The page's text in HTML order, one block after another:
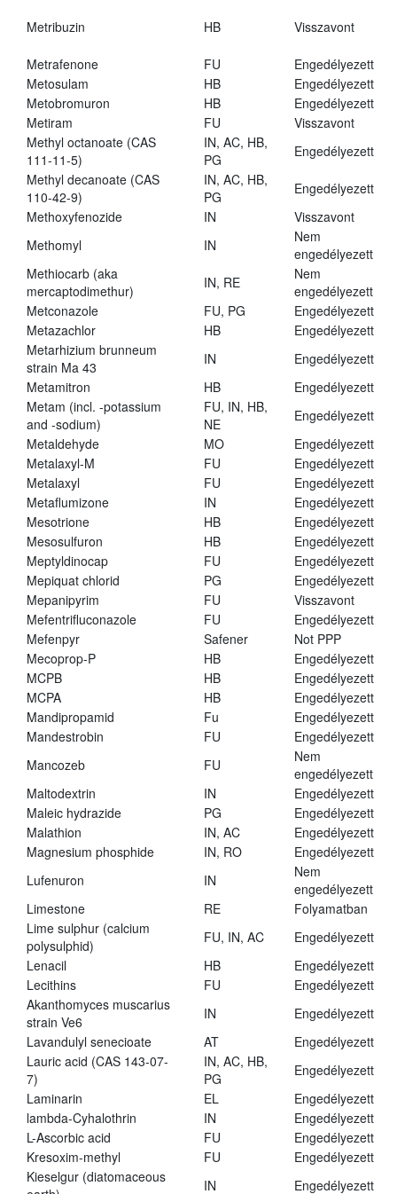
Metribuzin HB Visszavont
Metrafenone FU
Engedélyezett
Metosulam
HB
Engedélyezett
Metobromuron
HB
Engedélyezett
Metiram
FU
Visszavont
Methyl octanoate (CAS
111-11-5)
IN, AC, HB,
PG
Engedélyezett
Methyl decanoate (CAS
110-42-9)
IN, AC, HB,
PG
Engedélyezett
Methoxyfenozide
IN
Visszavont
Methomyl
IN
Nem
engedélyezett
Methiocarb (aka
mercaptodimethur)
IN, RE
Nem
engedélyezett
Metconazole
FU, PG
Engedélyezett
Metazachlor
HB
Engedélyezett
Metarhizium brunneum
strain Ma 43
IN
Engedélyezett
Metamitron
HB
Engedélyezett
Metam (incl. -potassium
and -sodium)
FU, IN, HB,
NE
Engedélyezett
Metaldehyde
MO
Engedélyezett
Metalaxyl-M
FU
Engedélyezett
Metalaxyl
FU
Engedélyezett
Metaflumizone
IN
Engedélyezett
Mesotrione
HB
Engedélyezett
Mesosulfuron
HB
Engedélyezett
Meptyldinocap
FU
Engedélyezett
Mepiquat chlorid
PG
Engedélyezett
Mepanipyrim
FU
Visszavont
Mefentrifluconazole
FU
Engedélyezett
Mefenpyr
Safener
Not PPP
Mecoprop-P
HB
Engedélyezett
MCPB
HB
Engedélyezett
MCPA
HB
Engedélyezett
Mandipropamid
Fu
Engedélyezett
Mandestrobin
FU
Engedélyezett
Mancozeb
FU
Nem
engedélyezett
Maltodextrin
IN
Engedélyezett
Maleic hydrazide
PG
Engedélyezett
Malathion
IN, AC
Engedélyezett
Magnesium phosphide
IN, RO
Engedélyezett
Lufenuron
IN
Nem
engedélyezett
Limestone
RE
Folyamatban
Lime sulphur (calcium
polysulphid)
FU, IN, AC
Engedélyezett
Lenacil
HB
Engedélyezett
Lecithins
FU
Engedélyezett
Akanthomyces muscarius
strain Ve6
IN
Engedélyezett
Lavandulyl senecioate
AT
Engedélyezett
Lauric acid (CAS 143-07-
7)
IN, AC, HB,
PG
Engedélyezett
Laminarin
EL
Engedélyezett
lambda-Cyhalothrin
IN
Engedélyezett
L-Ascorbic acid
FU
Engedélyezett
Kresoxim-methyl
FU
Engedélyezett
Kieselgur (diatomaceous
IN Engedélyezett